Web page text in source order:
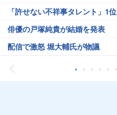
「許せない不祥事タレント」1位
俳優の戸塚純貴が結婚を発表
配信で激怒 堀大輔氏が物議